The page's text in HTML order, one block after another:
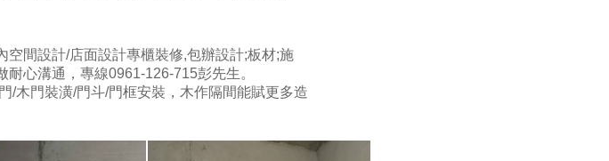
空間設計/店面設計專櫃裝修,包辦設計;板材;施
耐心溝通，專線0961-126-715彭先生。
/木門裝潢/門斗/門框安裝，木作隔間能賦更多造